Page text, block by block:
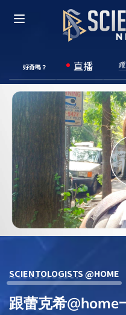
好奇嗎？ 直播
SCIENTOLOGISTS @HOME
跟蕾克希@home